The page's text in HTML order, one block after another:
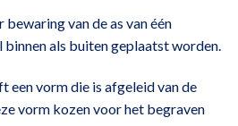
van de as van één
binnen als buiten geplaatst worden.
een vorm die is afgeleid van de
vorm kozen voor het begraven